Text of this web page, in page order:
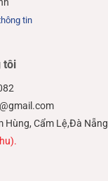
tin
tôi
Hùng, Cẩm Lệ,Đà Nẵng